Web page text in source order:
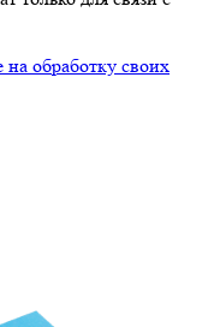
на обработку своих